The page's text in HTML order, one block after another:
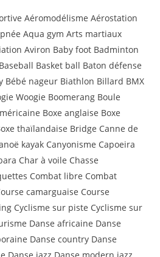
Aéromodélisme Aérostation
Aqua gym Arts martiaux
Aviron Baby foot Badminton
Basket ball Baton défense
Bébé nageur Biathlon Billard BMX
Woogie Boomerang Boule
Boxe anglaise Boxe
thaïlandaise Bridge Canne de
kayak Canyonisme Capoeira
Char à voile Chasse
Combat libre Combat
camarguaise Course
Cyclisme sur piste Cyclisme sur
Danse africaine Danse
Danse country Danse